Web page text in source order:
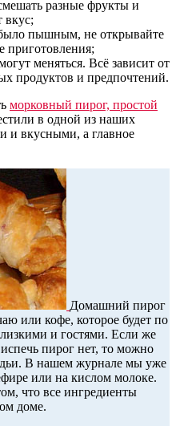
разные фрукты и
вкус;
пышным, не открывайте
приготовления;
меняться. Всё зависит от
продуктов и предпочтений.
морковный пирог, простой
в одной из наших
и вкусными, а главное
Домашний пирог
или кофе, которое будет по
и гостями. Если же
пирог нет, то можно
В нашем журнале мы уже
или на кислом молоке.
что все ингредиенты
доме.